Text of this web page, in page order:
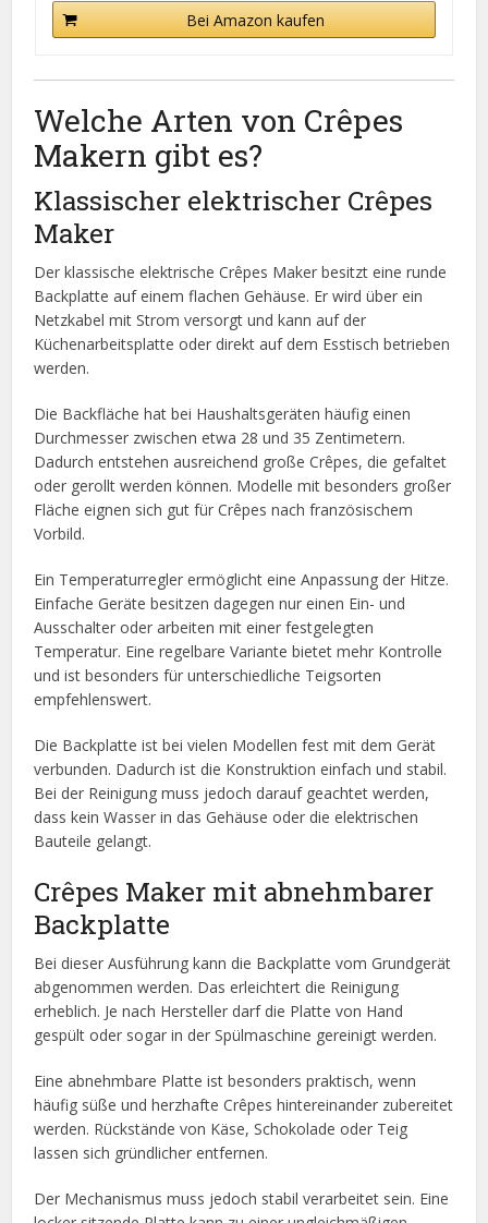
Bei Amazon kaufen
Welche Arten von Crêpes
Makern gibt es?
Klassischer elektrischer Crêpes
Maker
Der klassische elektrische Crêpes Maker besitzt eine runde
Backplatte auf einem flachen Gehäuse. Er wird über ein
Netzkabel mit Strom versorgt und kann auf der
Küchenarbeitsplatte oder direkt auf dem Esstisch betrieben
werden.
Die Backfläche hat bei Haushaltsgeräten häufig einen
Durchmesser zwischen etwa 28 und 35 Zentimetern.
Dadurch entstehen ausreichend große Crêpes, die gefaltet
oder gerollt werden können. Modelle mit besonders großer
Fläche eignen sich gut für Crêpes nach französischem
Vorbild.
Ein Temperaturregler ermöglicht eine Anpassung der Hitze.
Einfache Geräte besitzen dagegen nur einen Ein- und
Ausschalter oder arbeiten mit einer festgelegten
Temperatur. Eine regelbare Variante bietet mehr Kontrolle
und ist besonders für unterschiedliche Teigsorten
empfehlenswert.
Die Backplatte ist bei vielen Modellen fest mit dem Gerät
verbunden. Dadurch ist die Konstruktion einfach und stabil.
Bei der Reinigung muss jedoch darauf geachtet werden,
dass kein Wasser in das Gehäuse oder die elektrischen
Bauteile gelangt.
Crêpes Maker mit abnehmbarer
Backplatte
Bei dieser Ausführung kann die Backplatte vom Grundgerät
abgenommen werden. Das erleichtert die Reinigung
erheblich. Je nach Hersteller darf die Platte von Hand
gespült oder sogar in der Spülmaschine gereinigt werden.
Eine abnehmbare Platte ist besonders praktisch, wenn
häufig süße und herzhafte Crêpes hintereinander zubereitet
werden. Rückstände von Käse, Schokolade oder Teig
lassen sich gründlicher entfernen.
Der Mechanismus muss jedoch stabil verarbeitet sein. Eine